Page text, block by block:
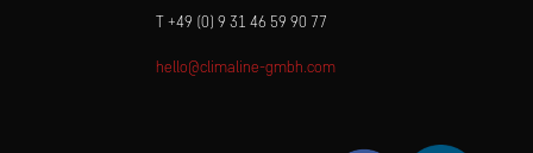
T +49 (0) 9 31 46 59 90 77
hello@climaline-gmbh.com